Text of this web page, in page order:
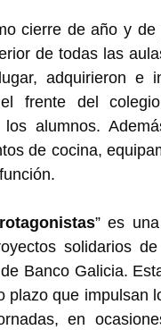
cierre de año y
de todas las
adquirieron e
el frente del
los alumnos.
de cocina,
” es
solidarios
Banco Galicia.
plazo que impulsan
en